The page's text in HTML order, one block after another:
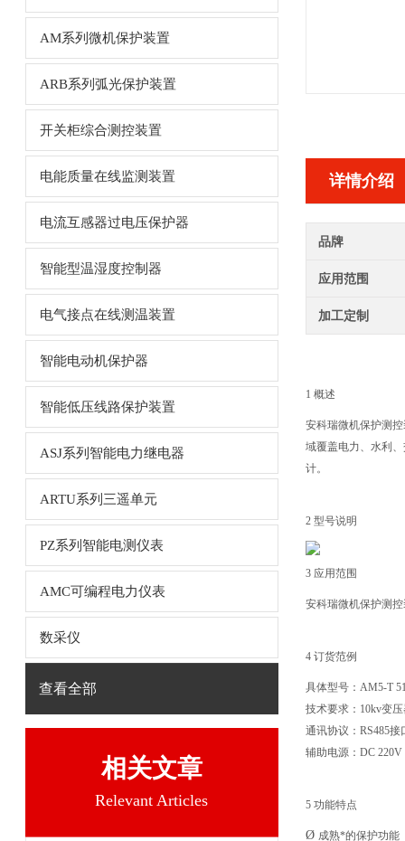
AM系列微机保护装置
ARB系列弧光保护装置
开关柜综合测控装置
电能质量在线监测装置
电流互感器过电压保护器
智能型温湿度控制器
电气接点在线测温装置
智能电动机保护器
智能低压线路保护装置
ASJ系列智能电力继电器
ARTU系列三遥单元
PZ系列智能电测仪表
AMC可编程电力仪表
数采仪
查看全部
相关文章
Relevant Articles
详情介绍
品牌
应用范围
加工定制
1 概述
安科瑞微机保护测
域覆盖电力、水利
计。
2 型号说明
3 应用范围
安科瑞微机保护测
4 订货范例
具体型号：AM5-T
技术要求：10kv变
通讯协议：RS485接
辅助电源：DC 220V
5 功能特点
Ø 成熟*的保护功能